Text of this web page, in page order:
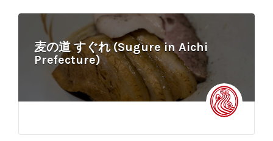
麦の道 すぐれ (Sugure in Aichi
Prefecture)